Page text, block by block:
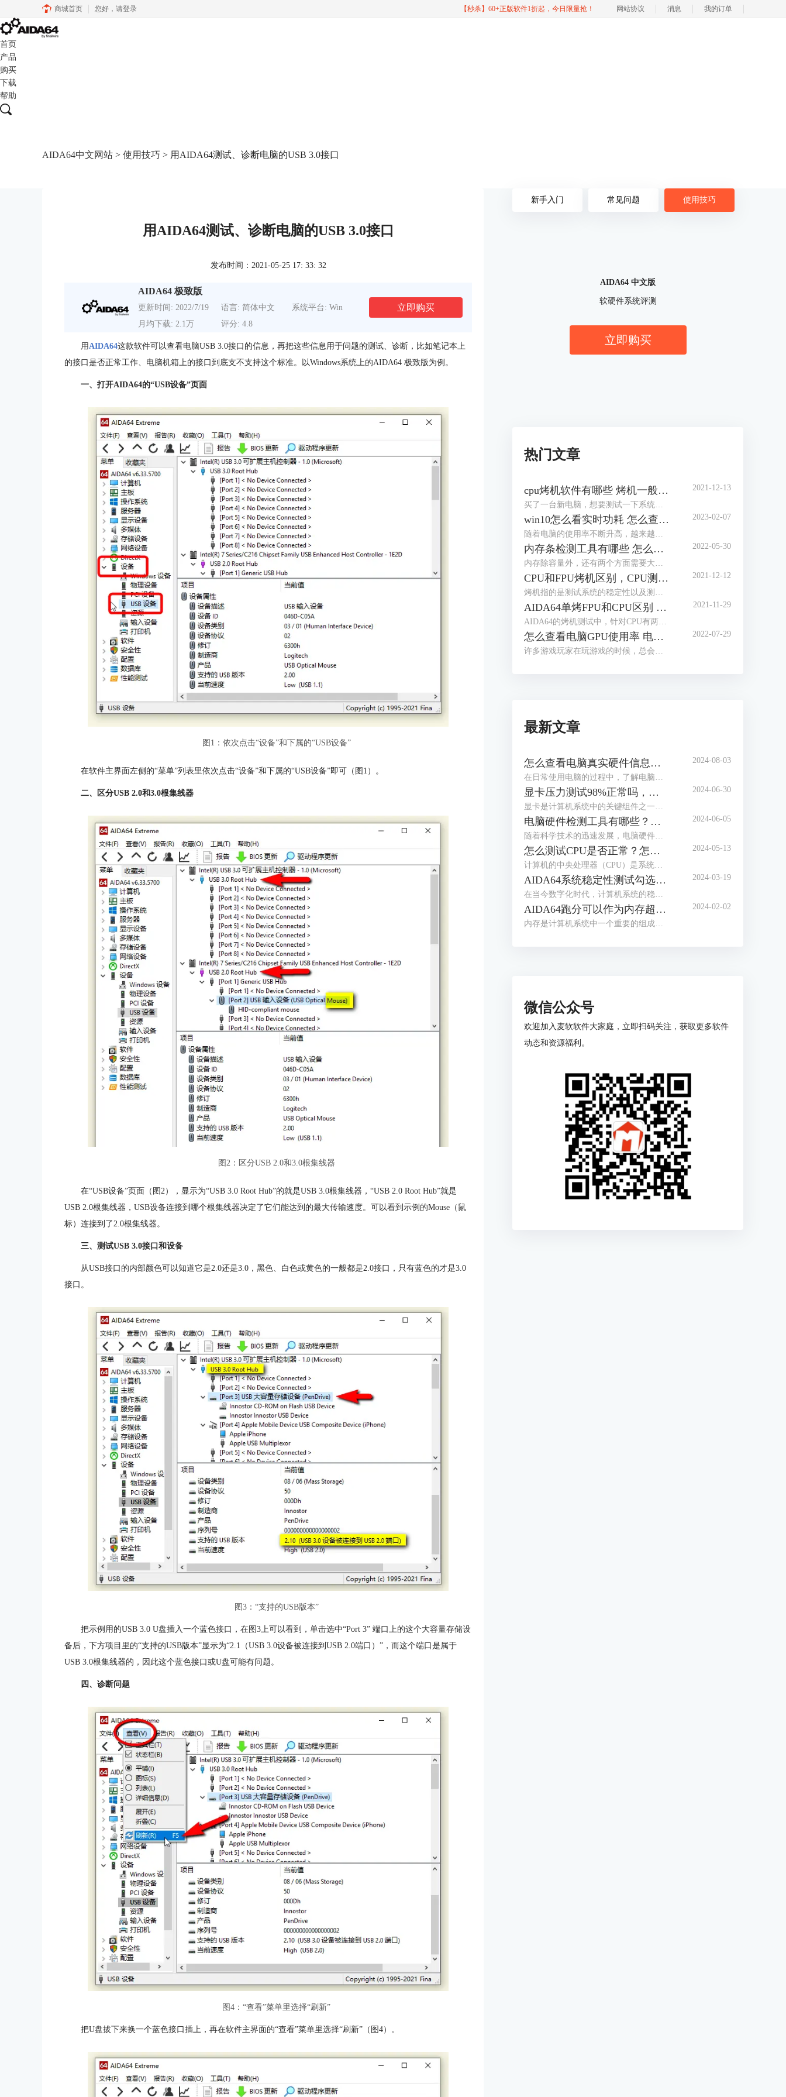
商城首页 您好， 请登录 【秒杀】60+正版软件1折起，今日限量抢！ 网站协议 消息 我的订单
首页
产品
购买
下载
帮助
AIDA64中文网站 > 使用技巧 > 用AIDA64测试、诊断电脑的USB 3.0接口
用AIDA64测试、诊断电脑的USB 3.0接口
发布时间：2021-05-25 17: 33: 32
AIDA64 极致版
更新时间: 2022/7/19 语言: 简体中文
系统平台: Win
月均下载: 2.1万
评分: 4.8
立即购买
用AIDA64这款软件可以查看电脑USB 3.0接口的信息，再把这些信息用于问题的测试、诊断，比如笔记本上
的接口是否正常工作、电脑机箱上的接口到底支不支持这个标准。以Windows系统上的AIDA64 极致版为例。
一、打开AIDA64的“USB设备”页面
图1：依次点击“设备”和下属的“USB设备”
在软件主界面左侧的“菜单”列表里依次点击“设备”和下属的“USB设备”即可（图1）。
二、区分USB 2.0和3.0根集线器
图2：区分USB 2.0和3.0根集线器
在“USB设备”页面（图2），显示为“USB 3.0 Root Hub”的就是USB 3.0根集线器，“USB 2.0 Root Hub”就是
USB 2.0根集线器，USB设备连接到哪个根集线器决定了它们能达到的最大传输速度。可以看到示例的Mouse（鼠
标）连接到了2.0根集线器。
三、测试USB 3.0接口和设备
从USB接口的内部颜色可以知道它是2.0还是3.0，黑色、白色或黄色的一般都是2.0接口，只有蓝色的才是3.0
接口。
图3：“支持的USB版本”
把示例用的USB 3.0 U盘插入一个蓝色接口，在图3上可以看到，单击选中“Port 3” 端口上的这个大容量存储设
备后，下方项目里的“支持的USB版本”显示为“2.1（USB 3.0设备被连接到USB 2.0端口）”，而这个端口是属于
USB 3.0根集线器的，因此这个蓝色接口或U盘可能有问题。
四、诊断问题
图4：“查看”菜单里选择“刷新”
把U盘拔下来换一个蓝色接口插上，再在软件主界面的“查看”菜单里选择“刷新”（图4）。
新手入门 常见问题 使用技巧
AIDA64 中文版
软硬件系统评测
立即购买
热门文章
cpu烤机软件有哪些 烤机一般用什么软件
买了一台新电脑，想要测试一下系统的稳定性，对于市场上眼花缭乱的烤机软件，许多网友不知道怎么选择，到底用哪一个软件好，那么小编就来为大家介绍一下烤机软件有哪些，烤机一般用什么软件，，希望可以帮助到网友们少走弯路。
2021-12-13
win10怎么看实时功耗 怎么查看CPU实时功耗
随着电脑的使用率不断升高，越来越多的人开始关心电脑的使用功耗，这有助于用户更好的了解电脑性能，那么应该怎么查看电脑的实时功耗呢？下面就让我们来了解一下win10怎么看实时功耗，怎么查看CPU实时功耗吧！
2023-02-07
内存条检测工具有哪些 怎么测试内存条性能好坏
内存除容量外，还有两个方面需要大家多多关注，一个是内存的读写速度，这与内存的代际，设计密切相关，另一个是内存的颗粒，这与内存能否超频运行密切相关，如何获取这些信息，我们需要借助工具软件，内存条检测工具有哪些？怎么测试内存条性能好坏，本文将分三个小节，向大家做简单介绍。
2022-05-30
CPU和FPU烤机区别，CPU测试FPU好还是CPU好
烤机指的是测试系统的稳定性以及测试电脑的一些极限参数，烤机也被分为单烤和双烤两种方式，其中单烤FPU是能够给电脑CPU最大压力的一种测试，电脑爱好者们通常都会单烤FPU来测试电脑CPU的极限温度。而在常用的烤机软件AIDA64当中明明有单烤CPU的选项，为什么不能直接单烤CPU呢？现在我们就来解答一下我们在烤机的时候究竟应该烤CPU还是FPU，以及烤CPU和FPU的区别，快来一起看看吧！
2021-12-12
AIDA64单烤FPU和CPU区别 ,aida64怎样算烤机通过
AIDA64的烤机测试中，针对CPU有两种不同的烤机方式：CPU压力测试和FPU压力测试。那么使用AIDA64单烤FPU和CPU区别是什么，这两种测试如何进行，分别针对什么应用场景，同时aida64怎样算烤机通过，阅读完本文后，相信各位读者心中都会有清晰的答案。
2021-11-29
怎么查看电脑GPU使用率 电脑GPU使用率多少正常
许多游戏玩家在玩游戏的时候，总会关注到电脑的GPU使用率，因为一但GPU使用率过高的话，就会造成游戏卡顿等现象，那么你知道怎么查看电脑GPU使用率吗？下面就让我们一起来了解一下关于怎么查看电脑GPU使用率，电脑GPU使用率多少正常的内容吧！
2022-07-29
最新文章
怎么查看电脑真实硬件信息，怎么查看电脑硬件内存
在日常使用电脑的过程中，了解电脑的硬件信息是解决问题、升级硬件或进行维护的关键步骤。通过查看电脑的真实硬件信息，我们可以了解处理器、内存、显卡等组件的详细信息，从而更好地了解电脑的性能和使用状况。接下来给大家介绍怎么查看电脑真实硬件信息，怎么查看电脑硬件内存。
2024-08-03
显卡压力测试98%正常吗，显卡压力测试98还能用多久
显卡是计算机系统中的关键组件之一，负责处理图形和图像计算任务。在使用计算机过程中，用户可能会进行显卡压力测试，以评估其性能和稳定性。下面来给大家介绍显卡压力测试98%正常吗，显卡压力测试98还能用多久的内容。
2024-06-30
电脑硬件检测工具有哪些？电脑硬件检测工具哪个好？
随着科学技术的迅速发展，电脑硬件也是处于日新月异的变化，为了充分发挥电脑的性能，我们通常需要使用专业的硬件检测工具。这些工具不仅可以帮助用户了解电脑硬件的状态，还能提供有效的优化建议。接下来给大家介绍电脑硬件检测工具有哪些，电脑硬件检测工具哪个好。
2024-06-05
怎么测试CPU是否正常？怎么测试CPU性能？
计算机的中央处理器（CPU）是系统的心脏，对其性能的影响至关重要。因此，CPU能否正常运转是一个电脑系统工作的关键，下面给大家介绍怎么测试CPU是否正常，怎么测试CPU性能的具体内容。
2024-05-13
AIDA64系统稳定性测试勾选哪几个？AIDA64系统稳定性测试要多久？
在当今数字化时代，计算机系统的稳定性对于用户体验和工作效率至关重要。AIDA64是一款强大的系统测试工具，通过其系统稳定性测试功能，用户能够全面评估计算机的性能和稳定性。而在进行AIDA64软件进行系统稳定性测试时，选择合适的项目十分重要，下面给大家介绍AIDA64系统稳定性测试勾选哪几个，AIDA64系统稳定性测试要多久的具体内容。
2024-03-19
AIDA64跑分可以作为内存超频依据么 为什么内存跑分低
内存是计算机系统中一个重要的组成部分，其性能直接影响着整个系统的运行效率。为了更好地优化和评估内存系统的性能，人们设计了内存基准测试这一方法。内存基准测试通过设计不同的测试场景和工作负载，来模拟和衡量实际应用场景下内存的各种性能指标，从而为内存系统的优化提供依据。那AIDA64跑分可以作为内存超频依据么？为什么内存跑分低，本文向大家作简单介绍。
2024-02-02
微信公众号
欢迎加入麦软软件大家庭，立即扫码关注，获取更多软件
动态和资源福利。